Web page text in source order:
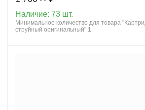
Наличие: 73 шт.
Минимальное количество для товара
струйный оригинальный" 1.